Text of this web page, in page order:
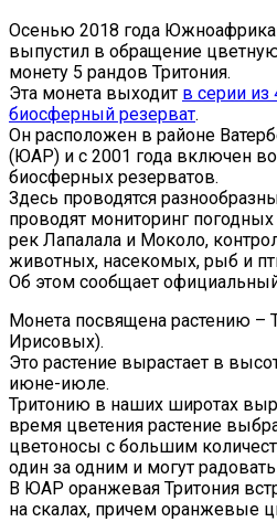
Осенью 2018 года
выпустил в обращение
монету 5 рандов Тритония.
Эта монета выходит в серии из
биосферный резерват.
Он расположен в районе
(ЮАР) и с 2001 года включен
биосферных резерватов.
Здесь проводятся
проводят мониторинг
рек Лапалала и Моколо,
животных, насекомых, рыб и
Об этом сообщает официальный
Монета посвящена растению –
Ирисовых).
Это растение вырастает в
июне-июле.
Тритонию в наших широтах
время цветения растение
цветоносы с большим
один за одним и могут
В ЮАР оранжевая Тритония
на скалах, причем оранжевые